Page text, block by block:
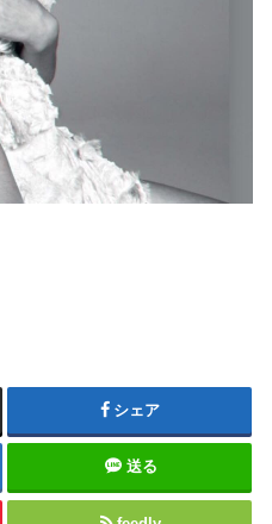
シェア
送る